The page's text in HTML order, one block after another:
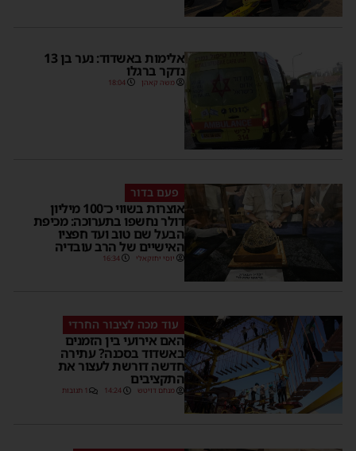
אלימות באשדוד: נער בן 13
נדקר ברגלו
משה קאהן 18:04
פעם בדור
אוצרות בשווי כ־100 מיליון
דולר נחשפו בתערוכה: מכיפת
הבעל שם טוב ועד חפציו
האישיים של הרב עובדיה
יוסי יחזקאלי 16:34
עוד מכה לציבור החרדי
האם אירועי בין הזמנים
באשדוד בסכנה? עתירה
חדשה דורשת לעצור את
התקציבים
מנחם דויטש 14:24 1 תגובות